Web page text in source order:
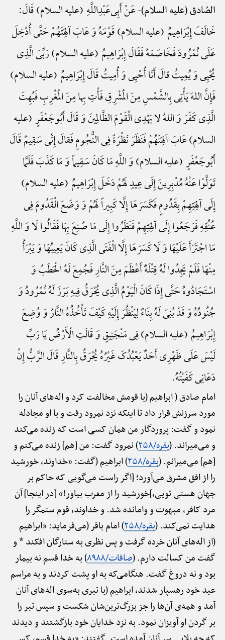
الصّادق (علیه السلام)-عَنْ أَبِی‌عَبْدِ‌اللَّهِ (علیه السلام) قَالَ:
خَالَفَ إِبْرَاهِیمُ (علیه السلام) قَوْمَهُ وَ عَابَ آلِهَتَهُمْ حَتَّی أُدْخِلَ
عَلَی نُمْرُودَ فَخَاصَمَهُ فَقَالَ إِبْرَاهِیمُ (علیه السلام) رَبِّیَ الَّذِی
یُحْیِی وَ یُمِیتُ قالَ أَنَا أُحْیِی وَ أُمِیتُ قَالَ إِبْرَاهِیمُ (علیه السلام)
فَإِنَّ اللهَ یَأْتِی بِالشَّمْسِ مِنَ الْمَشْرِقِ فَأْتِ بِها مِنَ الْمَغْرِبِ فَبُهِتَ
الَّذِی کَفَرَ وَ اللهُ لا یَهْدِی الْقَوْمَ الظَّالِمِینَ وَ قَالَ أَبُوجَعْفَرٍ (علیه
السلام) عَابَ آلِهَتَهُمْ فَنَظَرَ نَظْرَةً فِی النُّجُومِ فَقالَ إِنِّی سَقِیمٌ قَالَ
أَبُوجَعْفَرٍ (علیه السلام) وَ اللَّهِ مَا کَانَ سَقِیماً وَ مَا کَذَبَ فَلَمَّا
تَوَلَّوْا عَنْهُ مُدْبِرِینَ إِلَی عِیدٍ لَهُمْ دَخَلَ إِبْرَاهِیمُ (علیه السلام)
إِلَی آلِهَتِهِمْ بِقَدُومٍ فَکَسَرَهَا إِلَّا کَبِیراً لَهُمْ وَ وَضَعَ الْقَدُومَ فِی
عُنُقِهِ فَرَجَعُوا إِلَی آلِهَتِهِمْ فَنَظَرُوا إِلَی مَا صُنِعَ بِهَا فَقَالُوا لَا وَ اللَّهِ
مَا اجْتَرَأَ عَلَیْهَا وَ لَا کَسَرَهَا إِلَّا الْفَتَی الَّذِی کَانَ یَعِیبُهَا وَ یَبْرَأُ
مِنْهَا فَلَمْ یَجِدُوا لَهُ قِتْلَهًًْ أَعْظَمَ مِنَ النَّارِ فَجُمِعَ لَهُ الْحَطَبُ وَ
اسْتَجَادُوهُ حَتَّی إِذَا کَانَ الْیَوْمُ الَّذِی یُحْرَقُ فِیهِ بَرَزَ لَهُ نُمْرُودُ وَ
جُنُودُهُ وَ قَدْ بُنِیَ لَهُ بِنَاءٌ لِیَنْظُرَ إِلَیْهِ کَیْفَ تَأْخُذُهُ النَّارُ وَ وُضِعَ
إِبْرَاهِیمُ (علیه السلام) فِی مَنْجَنِیقٍ وَ قَالَتِ الْأَرْضُ یَا رَبِّ
لَیْسَ عَلَی ظَهْرِی أَحَدٌ یَعْبُدُکَ غَیْرُهُ یُحْرَقُ بِالنَّارِ قَالَ الرَّبُّ إِنْ
دَعَانِی کَفَیْتُهُ.
امام صادق ( ابراهیم (با قومش مخالفت کرد و اله‌های آنان را
مورد سرزنش قرار داد تا اینکه نزد نمرود رفت و با او مجادله
نمود و گفت: پروردگار من همان کسی است که زنده می‌کند
و می‌میراند. (بقره/۲۵۸
) نمرود گفت: من [هم] زنده می‌کنم و
[هم] می‌میرانم. (بقره/۲۵۸
) ابراهیم (گفت: «خداوند، خورشید
را از افق مشرق می‌آورد؛ [اگر راست می‌گویی که حاکم بر
جهان هستی تویی،]خورشید را از مغرب بیاور!» [در اینجا] آن
مرد کافر، مبهوت و وامانده شد. و خداوند، قوم ستمگر را
هدایت نمی‌کند. (بقره/۲۵۸
) امام باقر (می‌فرماید: «ابراهیم
(از اله‌های آنان خرده گرفت و پس نظری به ستارگان افکند * و
گفت من کسالت دارم. (صافات/۸۹۸۸
) به خدا قسم نه بیمار
بود و نه دروغ گفت. هنگامی‌که به او پشت کردند و به مراسم
عید خود رهسپار شدند، ابراهیم (با تبری به‌سوی اله‌های آنان
آمد و همه‌ی آن‌ها را جز بزرگ‌ترین‌شان شکست و سپس تبر را
بر گردن او آویزان نمود. به نزد خدایان خود بازگشتند و دیدند